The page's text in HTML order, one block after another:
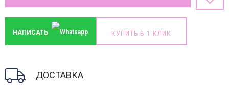
НАПИСАТЬ КУПИТЬ В 1 КЛИК
ДОСТАВКА